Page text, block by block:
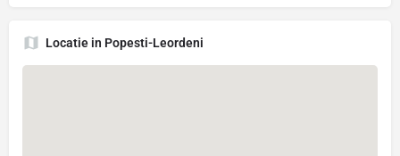
Locatie in Popesti-Leordeni